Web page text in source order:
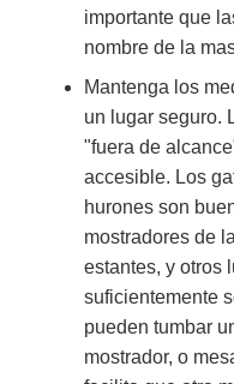
importante que
nombre de la
Mantenga los
un lugar seguro.
"fuera de
accesible. Los
hurones son
mostradores de
estantes, y otros
suficientemente
pueden tumbar
mostrador, o